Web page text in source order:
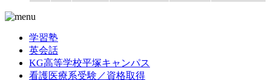
学習塾
英会話
KG高等学校平塚キャンパス
看護医療系受験／資格取得